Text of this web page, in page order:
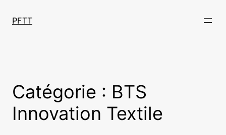
PFTT
Catégorie : BTS
Innovation Textile